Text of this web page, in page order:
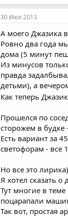
30 Июл 2013
А моего Джазика
Ровно два года
дома (5 минут
Из минусов
правда
детьми), а
Как теперь
Прошелся по
сторожем в будке
Есть вариант за
светофорам - все
Но все это лирика)
Я хотел сказать о
Тут многие в
поцарапали
Так вот, простая